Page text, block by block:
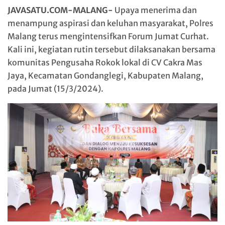
JAVASATU.COM-MALANG- Upaya menerima dan
menampung aspirasi dan keluhan masyarakat, Polres
Malang terus mengintensifkan Forum Jumat Curhat.
Kali ini, kegiatan rutin tersebut dilaksanakan bersama
komunitas Pengusaha Rokok lokal di CV Cakra Mas
Jaya, Kecamatan Gondanglegi, Kabupaten Malang,
pada Jumat (15/3/2024).